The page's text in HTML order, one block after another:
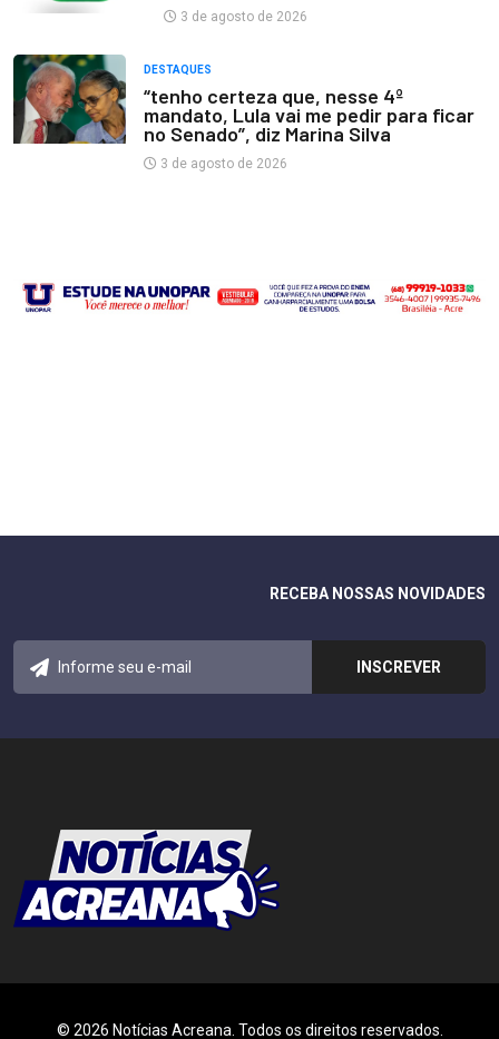
3 de agosto de 2026
DESTAQUES
“tenho certeza que, nesse 4º
mandato, Lula vai me pedir para ficar
no Senado”, diz Marina Silva
3 de agosto de 2026
RECEBA NOSSAS NOVIDADES
© 2026 Notícias Acreana. Todos os direitos reservados.